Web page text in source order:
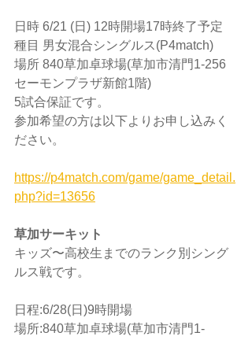
日時 6/21 (日) 12時開場17時終了予定
種目 男女混合シングルス(P4match)
場所 840草加卓球場(草加市清門1-256
セーモンプラザ新館1階)
5試合保証です。
参加希望の方は以下よりお申し込みく
ださい。
https://p4match.com/game/game_detail.
php?id=13656
草加サーキット
キッズ〜高校生までのランク別シング
ルス戦です。
日程:6/28(日)9時開場
場所:840草加卓球場(草加市清門1-